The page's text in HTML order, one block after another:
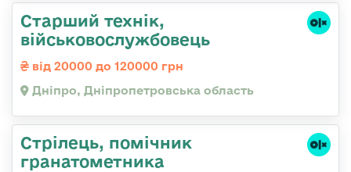
Старший технік,
військовослужбовець
від 20000 до 120000 грн
Дніпро, Дніпропетровська область
Стрілець, помічник
гранатометника